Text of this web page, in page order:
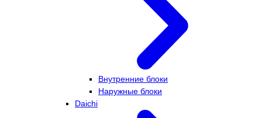
Внутренние блоки
Наружные блоки
Daichi